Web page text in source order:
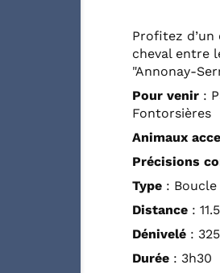
Profitez
cheval entre
"Annonay-
Pour venir :
Fontorsières
Animaux
Précisions
Type :
Distance :
Dénivelé :
Durée : 3h30